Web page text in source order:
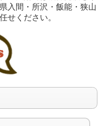
入間・所沢・飯能・狭山
せください。